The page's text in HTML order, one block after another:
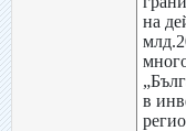
на
в